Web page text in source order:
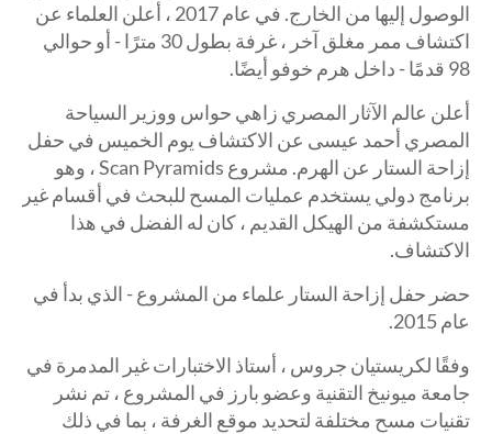
الوصول إليها من الخارج. في عام 2017 ، أعلن العلماء عن
اكتشاف ممر مغلق آخر ، غرفة بطول 30 مترًا - أو حوالي
98 قدمًا - داخل هرم خوفو أيضًا.
أعلن عالم الآثار المصري زاهي حواس ووزير السياحة
المصري أحمد عيسى عن الاكتشاف يوم الخميس في حفل
إزاحة الستار عن الهرم. مشروع Scan Pyramids ، وهو
برنامج دولي يستخدم عمليات المسح للبحث في أقسام غير
مستكشفة من الهيكل القديم ، كان له الفضل في هذا
الاكتشاف.
حضر حفل إزاحة الستار علماء من المشروع - الذي بدأ في
عام 2015.
وفقًا لكريستيان جروس ، أستاذ الاختبارات غير المدمرة في
جامعة ميونيخ التقنية وعضو بارز في المشروع ، تم نشر
تقنيات مسح مختلفة لتحديد موقع الغرفة ، بما في ذلك